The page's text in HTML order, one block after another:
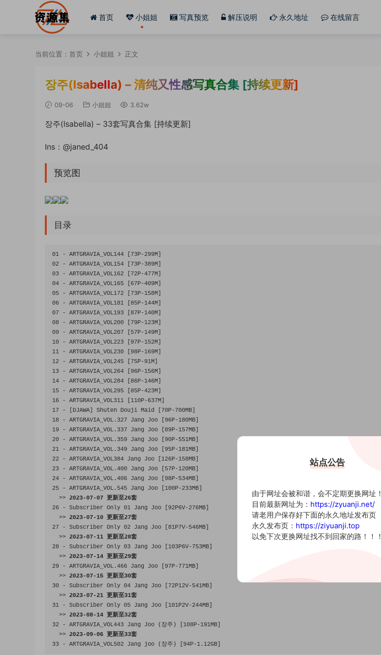
首页 小姐姐 写真预览 解压说明 永久地址 在线留言
当前位置： 首页 小姐姐 正文
장주(Isabella) – 清纯又性感写真合集 [持续更新]
09-06 小姐姐 3.62w
장주(Isabella) – 33套写真合集 [持续更新]
Ins：@janed_404
预览图
目录
01 - ARTGRAVIA_VOL144 73P-299M
02
- ARTGRAVIA_VOL154 73P-389M
03
- ARTGRAVIA_VOL162 72P-477M
04
- ARTGRAVIA_VOL165 67P-409M
05
- ARTGRAVIA_VOL172 73P-158M
06
- ARTGRAVIA_VOL181 85P-144M
07
- ARTGRAVIA_VOL193 87P-140M
08
- ARTGRAVIA_VOL200 79P-123M
09
- ARTGRAVIA_VOL207 57P-149M
10
- ARTGRAVIA_VOL223 97P-152M
11
- ARTGRAVIA_VOL230 98P-169M
12
- ARTGRAVIA_VOL245 75P-91M
13
- ARTGRAVIA_VOL264 96P-156M
14
- ARTGRAVIA_VOL284 86P-146M
15
- ARTGRAVIA_VOL295 85P-423M
16
- ARTGRAVIA_VOL311 110P-637M
17
- DJAWA Shuten Douji Maid 70P-700MB
18
- ARTGRAVIA_VOL . 327 Jang Joo 96P-180MB
19
- ARTGRAVIA_VOL . 337 Jang Joo 89P-157MB
20
- ARTGRAVIA_VOL . 359 Jang Joo 90P-551MB
21
- ARTGRAVIA_VOL . 349 Jang Joo 95P-181MB
22
- ARTGRAVIA_VOL384 Jang Joo 126P-158MB
23
- ARTGRAVIA_VOL .400 Jang Joo 57P-120MB
24
- ARTGRAVIA_VOL .406 Jang Joo 98P-534MB
25
- ARTGRAVIA_VOL . 545 Jang Joo 100P-233MB
>> 2023-07-07 更新至26套
26
- Subscriber Only 01 Jang Joo 92P6V-276MB
>> 2023-07-10 更新至27套
27
- Subscriber Only 02 Jang Joo 81P7V-546MB
>> 2023-07-11 更新至28套
28
- Subscriber Only 03 Jang Joo 103P6V-753MB
>> 2023-07-14 更新至29套
29
- ARTGRAVIA_VOL .466 Jang Joo 97P-771MB
>> 2023-07-15 更新至30套
30
- Subscriber Only 04 Jang Joo 72P12V-541MB
>> 2023-07-21 更新至31套
31
- Subscriber Only 05 Jang Joo 101P2V-244MB
>> 2023-08-14 更新至32套
32
- ARTGRAVIA_VOL443 Jang Joo (장주) 108P-191MB
>> 2023-09-06 更新至33套
33
- ARTGRAVIA_VOL502 Jang joo (장주) 94P-1.12GB
站点公告
由于网址会被和谐，会不定期更换网址！
目前最新网址为： https://zyuanji.net/
请老用户保存好下面的永久地址发布页
永久发布页： https://ziyuanji.top
以免下次更换网址找不到回家的路！！！